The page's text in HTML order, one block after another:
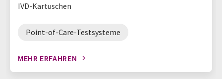
IVD-Kartuschen
Point-of-Care-Testsysteme
MEHR ERFAHREN